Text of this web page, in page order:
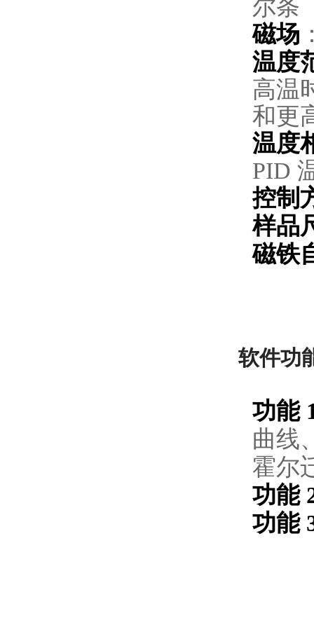
尔条
磁场
温度
高温
和更
温度
PID
控制
样品
磁铁
软件功
功能
曲线
霍尔
功能
功能